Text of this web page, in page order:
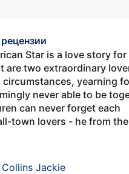
Star is a love story
are two extraordinary
circumstances, yearning
never able to be
can never forget each
town lovers - he from
Collins Jackie